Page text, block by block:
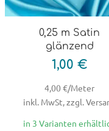
0,25 m Satin
glänzend
1,00 €
4,00 €/Meter
inkl. MwSt, zzgl.
in 3 Varianten